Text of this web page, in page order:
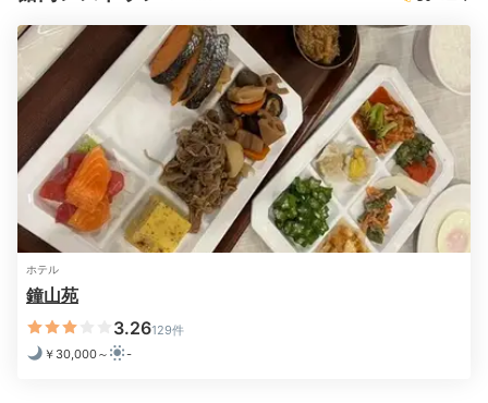
燦里のお部屋に宿泊すると、宿泊者限定のラウンジを利
用できます。ラウンジでは、ビール、地元産ワイン、珈
琲、スイーツをいただく事ができます 。
+1
Dinner
19:00
※設備・アメニティは、確認が取れている情報を表示しています。
ホテル
鐘山苑
3.26129件
￥30,000～
-